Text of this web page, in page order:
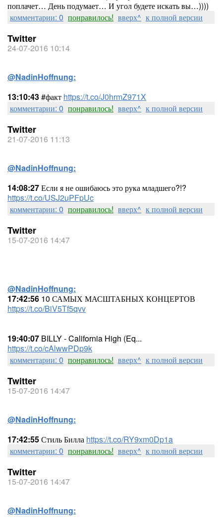
поплачет… День подумает… И угол будете искать вы…))))
комментарии: 0 понравилось! вверх^ к полной версии
Twitter
24-07-2016 10:14
@NadinHoffnung:
13:10:43#факт https://t.co/J0hrmZ971X
комментарии: 0 понравилось! вверх^ к полной версии
Twitter
21-07-2016 11:13
@NadinHoffnung:
14:08:27Если я не ошибаюсь это рука младшего?!?
https://t.co/USJ2uPFpUc
комментарии: 0 понравилось! вверх^ к полной версии
Twitter
15-07-2016 14:47
@NadinHoffnung:
17:42:56 10 САМЫХ МАСШТАБНЫХ КОНЦЕРТОВ
https://t.co/BiV5Tf5qvv
19:40:07 BILLY - California High (Eq...
https://t.co/cAlwwPDp9k
комментарии: 0 понравилось! вверх^ к полной версии
Twitter
15-07-2016 14:47
@NadinHoffnung:
17:42:55Стиль Билла https://t.co/RY9xm0Dp1a
комментарии: 0 понравилось! вверх^ к полной версии
Twitter
15-07-2016 14:47
@NadinHoffnung: